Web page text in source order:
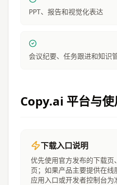
PPT、报告和视觉化表达
会议纪要、任务跟进和知识
Copy.ai 平台与
下载入口说明
优先使用官方发布的下载
页；如果产品主要提供在
应用入口或开发者控制台为